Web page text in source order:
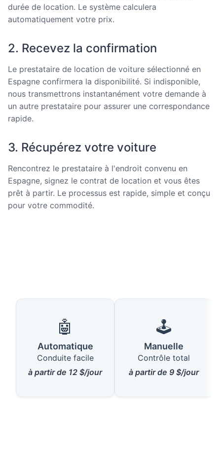
durée de location. Le système calculera
automatiquement votre prix.
2. Recevez la confirmation
Le prestataire de location de voiture sélectionné en
Espagne confirmera la disponibilité. Si indisponible,
nous transmettrons instantanément votre demande à
un autre prestataire pour assurer une correspondance
rapide.
3. Récupérez votre voiture
Rencontrez le prestataire à l'endroit convenu en
Espagne, signez le contrat de location et vous êtes
prêt à partir. Le processus est rapide, simple et conçu
pour votre commodité.
🤖
Automatique
Conduite facile
à partir de 12 $/jour
🕹️
Manuelle
Contrôle total
à partir de 9 $/jour